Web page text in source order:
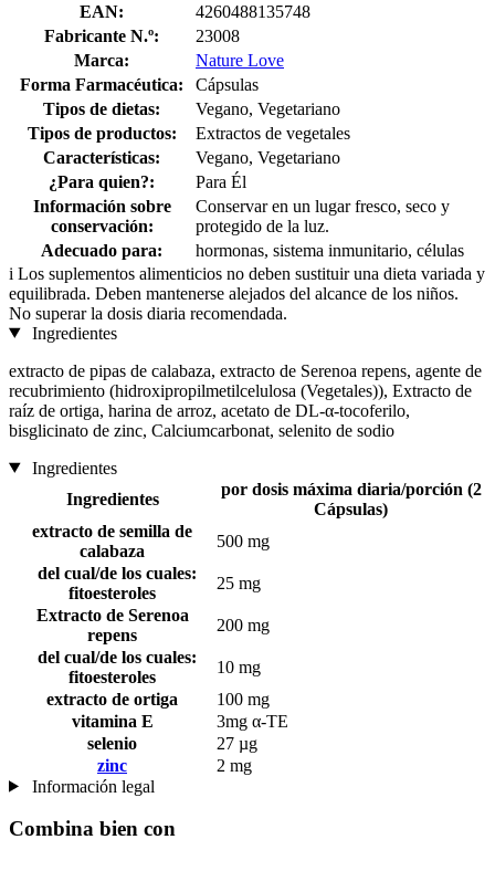
EAN:
4260488135748
Fabricante N.º:
23008
Marca:
Nature Love
Forma Farmacéutica:
Cápsulas
Tipos de dietas:
Vegano, Vegetariano
Tipos de productos:
Extractos de vegetales
Características:
Vegano, Vegetariano
¿Para quien?:
Para Él
Información sobre
conservación:
Conservar en un lugar fresco, seco y
protegido de la luz.
Adecuado para:
hormonas, sistema inmunitario, células
i Los suplementos alimenticios no deben sustituir una dieta variada y
equilibrada. Deben mantenerse alejados del alcance de los niños.
No superar la dosis diaria recomendada.
Ingredientes
extracto de pipas de calabaza, extracto de Serenoa repens, agente de
recubrimiento (hidroxipropilmetilcelulosa (Vegetales)), Extracto de
raíz de ortiga, harina de arroz, acetato de DL-α-tocoferilo,
bisglicinato de zinc, Calciumcarbonat, selenito de sodio
Ingredientes
Ingredientes
por dosis máxima diaria/porción (2
Cápsulas)
extracto de semilla de
calabaza
500 mg
del cual/de los cuales:
fitoesteroles
25 mg
Extracto de Serenoa
repens
200 mg
del cual/de los cuales:
fitoesteroles
10 mg
extracto de ortiga
100 mg
vitamina E
3mg α-TE
selenio
27 µg
zinc
2 mg
Información legal
Combina bien con